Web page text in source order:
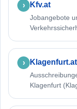
Kfv.at
Jobangebote
Klagenfurt.at
Klagenfurt